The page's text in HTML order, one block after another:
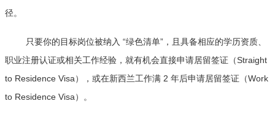
径。
只要你的目标岗位被纳入 “绿色清单”，且具备相应的学历资质、
职业注册认证或相关工作经验，就有机会直接申请居留签证（Straight
to Residence Visa），或在新西兰工作满 2 年后申请居留签证（Work
to Residence Visa）。